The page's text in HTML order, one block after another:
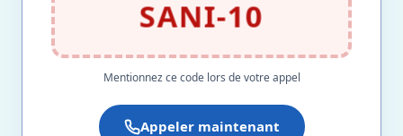
SANI-10
Mentionnez ce code lors de votre appel
Appeler maintenant